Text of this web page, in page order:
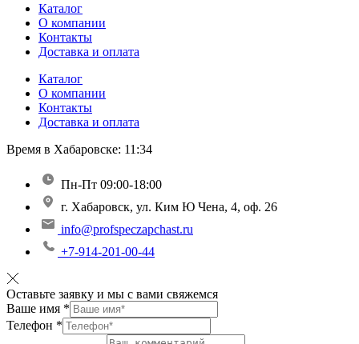
Каталог
О компании
Контакты
Доставка и оплата
Каталог
О компании
Контакты
Доставка и оплата
Время в Хабаровске: 11:34
Пн-Пт 09:00-18:00
г. Хабаровск, ул. Ким Ю Чена, 4, оф. 26
info@profspeczapchast.ru
+7-914-201-00-44
Оставьте заявку и мы с вами свяжемся
Ваше имя *
Телефон *